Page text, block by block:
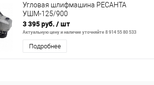
Угловая шлифмашина РЕСАНТА
УШМ-125/900
3 395 руб. / шт
Актуальную цену и наличие уточняйте 8 914 55 80 533
Подробнее